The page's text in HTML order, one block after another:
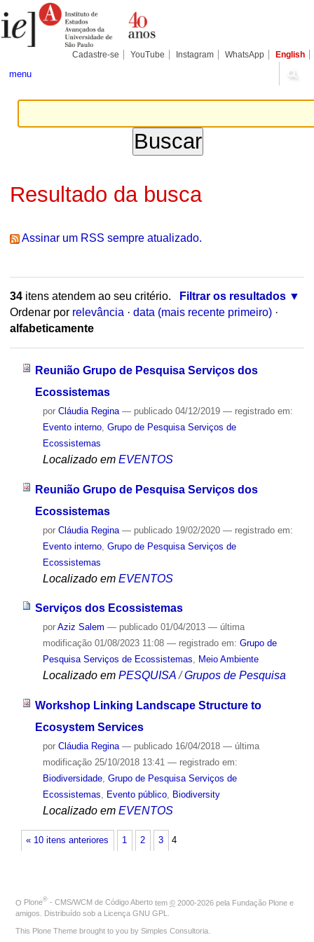
para
conteúdo.
Pessoais
Cadastre-se YouTube Instagram WhatsApp English
menu
Resultado da busca
Assinar um RSS sempre atualizado.
34itens atendem ao seu critério.
Filtrar os resultados
Ordenar por relevância · data (mais recente primeiro) ·
alfabeticamente
Reunião Grupo de Pesquisa Serviços dos
Ecossistemas
por Cláudia Regina — publicado04/12/2019 — registrado em:
Evento interno, Grupo de Pesquisa Serviços de
Ecossistemas
Localizado em EVENTOS
Reunião Grupo de Pesquisa Serviços dos
Ecossistemas
por Cláudia Regina — publicado19/02/2020 — registrado em:
Evento interno, Grupo de Pesquisa Serviços de
Ecossistemas
Localizado em EVENTOS
Serviços dos Ecossistemas
por Aziz Salem — publicado01/04/2013 — última
modificação01/08/2023 11:08 — registrado em: Grupo de
Pesquisa Serviços de Ecossistemas, Meio Ambiente
Localizado em PESQUISA /Grupos de Pesquisa
Workshop Linking Landscape Structure to
Ecosystem Services
por Cláudia Regina — publicado16/04/2018 — última
modificação25/10/2018 13:41 — registrado em:
Biodiversidade, Grupo de Pesquisa Serviços de
Ecossistemas, Evento público, Biodiversity
Localizado em EVENTOS
« 10 itens anteriores 1 2 3 4
O Plone® - CMS/WCM de Código Aberto tem © 2000-2026 pela Fundação Plone e
amigos. Distribuído sob a
Licença GNU GPL
This Plone Theme brought to you by Simples Consultoria